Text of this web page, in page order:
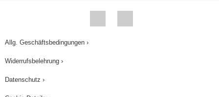
2 gleich große Winkel bedeuten 2 gleich lange
Seiten. Das Dreieck ist also gleichschenklig,
Allg. Geschäftsbedingungen ›
Widerrufsbelehrung ›
Datenschutz ›